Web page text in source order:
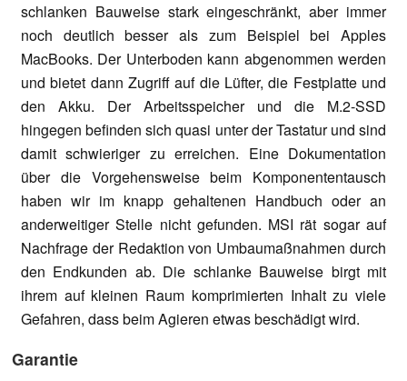
schlanken Bauweise stark eingeschränkt, aber immer
noch deutlich besser als zum Beispiel bei Apples
MacBooks. Der Unterboden kann abgenommen werden
und bietet dann Zugriff auf die Lüfter, die Festplatte und
den Akku. Der Arbeitsspeicher und die M.2-SSD
hingegen befinden sich quasi unter der Tastatur und sind
damit schwieriger zu erreichen. Eine Dokumentation
über die Vorgehensweise beim Komponententausch
haben wir im knapp gehaltenen Handbuch oder an
anderweitiger Stelle nicht gefunden. MSI rät sogar auf
Nachfrage der Redaktion von Umbaumaßnahmen durch
den Endkunden ab. Die schlanke Bauweise birgt mit
ihrem auf kleinen Raum komprimierten Inhalt zu viele
Gefahren, dass beim Agieren etwas beschädigt wird.
Garantie